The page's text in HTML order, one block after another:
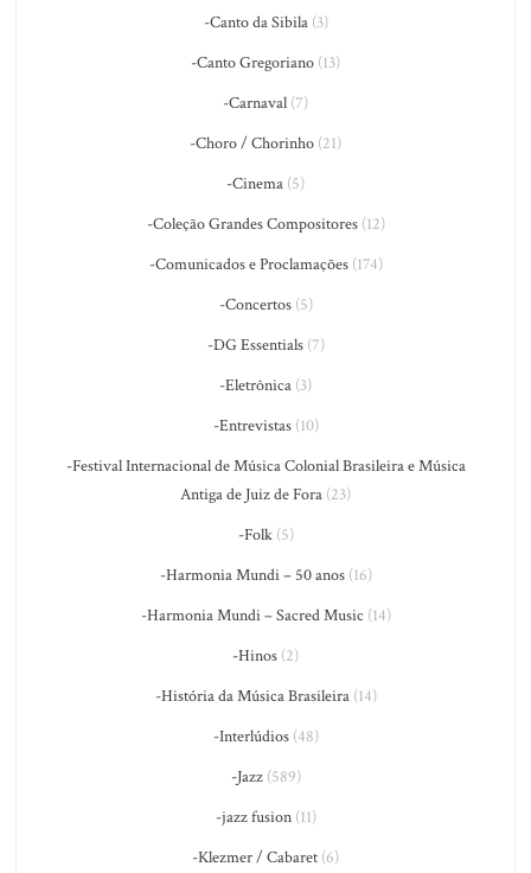
-Canto da Sibila(3)
-Canto Gregoriano (13)
-Carnaval (7)
-Choro / Chorinho (21)
-Cinema (5)
-Coleção Grandes Compositores(12)
-Comunicados e Proclamações(174)
-Concertos(5)
-DG Essentials(7)
-Eletrônica (3)
-Entrevistas(10)
-Festival Internacional de Música Colonial Brasileira e Música
Antiga de Juiz de Fora (23)
-Folk(5)
-Harmonia Mundi – 50 anos(16)
-Harmonia Mundi – Sacred Music (14)
-Hinos (2)
-História da Música Brasileira(14)
-Interlúdios(48)
-Jazz(589)
-jazz fusion(11)
-Klezmer / Cabaret (6)